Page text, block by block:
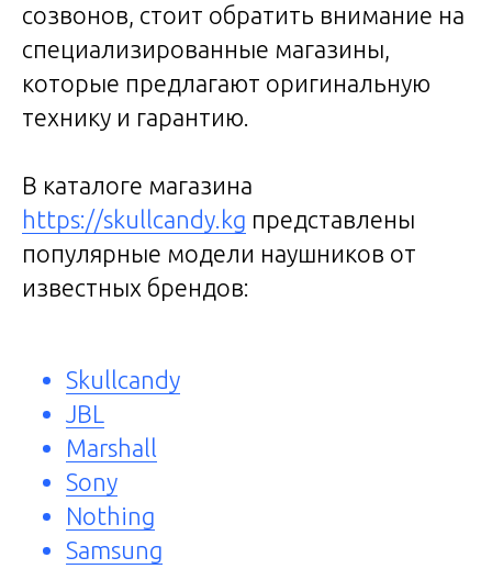
созвонов, стоит обратить внимание на
специализированные магазины,
которые предлагают оригинальную
технику и гарантию.
В каталоге магазина
https://skullcandy.kg представлены
популярные модели наушников от
известных брендов:
Skullcandy
JBL
Marshall
Sony
Nothing
Samsung